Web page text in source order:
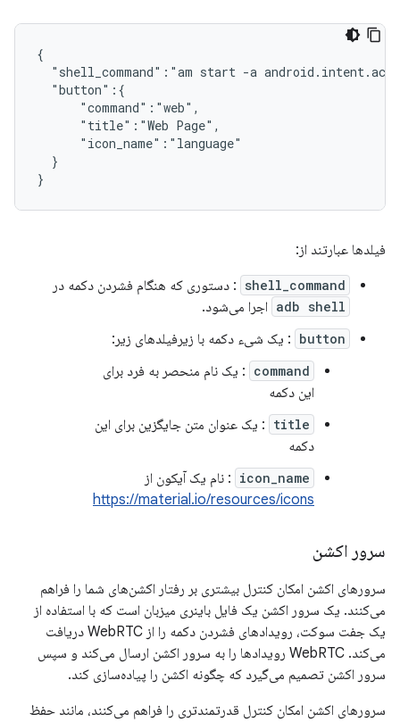
{
"shell_command":"am start -a
  "button":{
      "command":"web",
      "title":"Web Page",
      "icon_name":"language"
  }
فیلدها عبارتند از:
shell_command : دستوری که هنگام فشردن دکمه در
adb shell اجرا می‌شود.
button : یک شیء دکمه با زیرفیلدهای زیر:
command : یک نام منحصر به فرد برای
این دکمه
title : یک عنوان متن جایگزین برای این
دکمه
icon_name : نام یک آیکون از
https://material.io/resources/icons
سرور اکشن
سرورهای اکشن امکان کنترل بیشتری بر رفتار اکشن‌های شما را فراهم
می‌کنند. یک سرور اکشن یک فایل باینری میزبان است که با استفاده از
یک جفت سوکت، رویدادهای فشردن دکمه را از WebRTC دریافت
می‌کند. WebRTC رویدادها را به سرور اکشن ارسال می‌کند و سپس
سرور اکشن تصمیم می‌گیرد که چگونه اکشن را پیاده‌سازی کند.
سرورهای اکشن امکان کنترل قدرتمندتری را فراهم می‌کنند، مانند حفظ